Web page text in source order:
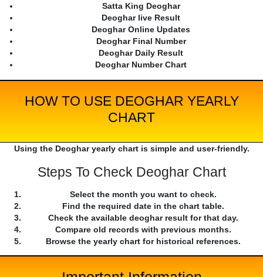
Satta King Deoghar
Deoghar live Result
Deoghar Online Updates
Deoghar Final Number
Deoghar Daily Result
Deoghar Number Chart
HOW TO USE DEOGHAR YEARLY
CHART
Using the Deoghar yearly chart is simple and user-friendly.
Steps To Check Deoghar Chart
Select the month you want to check.
Find the required date in the chart table.
Check the available deoghar result for that day.
Compare old records with previous months.
Browse the yearly chart for historical references.